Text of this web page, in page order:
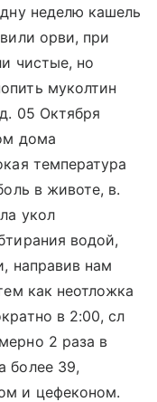
неделю кашель
орви, при
чистые, но
муколтин
05 Октября
дома
температура
в животе, в.
укол
водой,
направив нам
как неотложка
в 2:00, сл
2 раза в
более 39,
и цефеконом.